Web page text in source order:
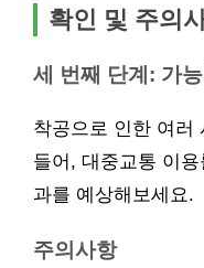
확인 및 주의
세 번째 단계: 가
착공으로 인한 여러
들어, 대중교통 이
과를 예상해보세요.
주의사항